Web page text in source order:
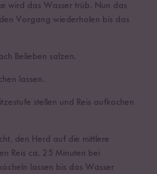
wird das Wasser trüb. Nun das
Vorgang wiederholen bis das
Belieben salzen.
lassen.
stellen und Reis aufkochen
den Herd auf die mittlere
Reis ca. 25 Minuten bei
lassen bis das Wasser